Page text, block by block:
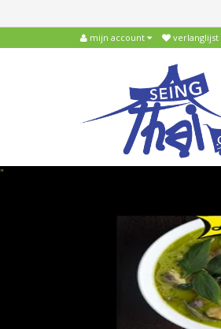
mijn account verlanglijst
"